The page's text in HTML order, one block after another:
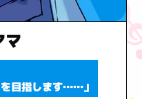
マ
を目指します……」